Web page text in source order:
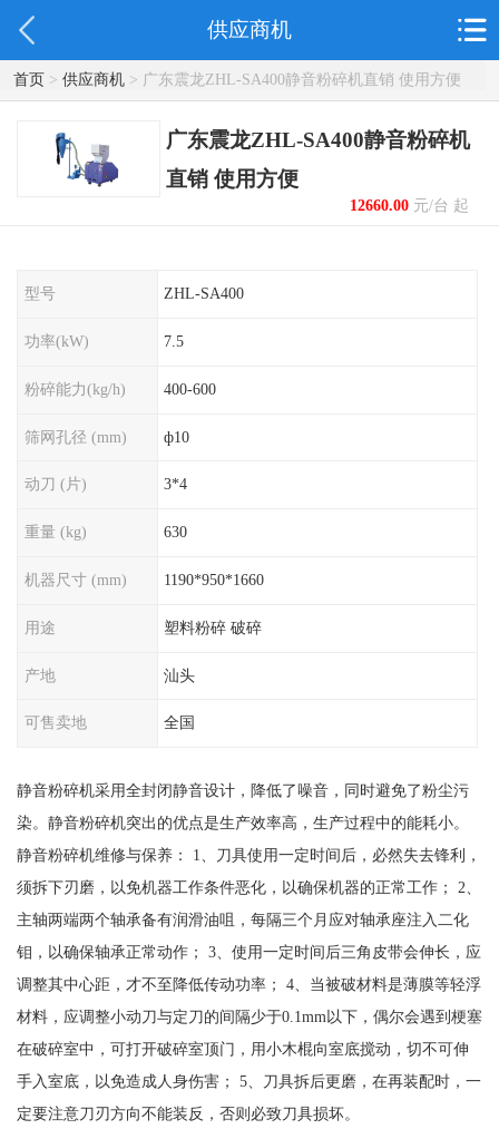
供应商机
首页> 供应商机> 广东震龙ZHL-SA400静音粉碎机直销 使用方便
广东震龙ZHL-SA400静音粉碎机
直销 使用方便
12660.00元/台 起
型号 ZHL-SA400
功率(kW) 7.5
粉碎能力(kg/h) 400-600
筛网孔径 (mm) ф10
动刀 (片) 3*4
重量 (kg) 630
机器尺寸 (mm) 1190*950*1660
用途 塑料粉碎 破碎
产地 汕头
可售卖地 全国
静音粉碎机采用全封闭静音设计，降低了噪音，同时避免了粉尘污
染。静音粉碎机突出的优点是生产效率高，生产过程中的能耗小。
静音粉碎机维修与保养： 1、刀具使用一定时间后，必然失去锋利，
须拆下刃磨，以免机器工作条件恶化，以确保机器的正常工作； 2、
主轴两端两个轴承备有润滑油咀，每隔三个月应对轴承座注入二化
钼，以确保轴承正常动作； 3、使用一定时间后三角皮带会伸长，应
调整其中心距，才不至降低传动功率； 4、当被破材料是薄膜等轻浮
材料，应调整小动刀与定刀的间隔少于0.1mm以下，偶尔会遇到梗塞
在破碎室中，可打开破碎室顶门，用小木棍向室底搅动，切不可伸
手入室底，以免造成人身伤害； 5、刀具拆后更磨，在再装配时，一
定要注意刀刃方向不能装反，否则必致刀具损坏。